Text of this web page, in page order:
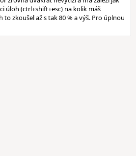
úloh (ctrl+shift+esc) na kolik máš
to zkoušel až s tak 80 % a výš. Pro úplnou